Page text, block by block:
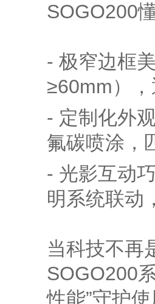
SOGO200
- 极窄边框
≥60mm）
- 定制化外
氟碳喷涂，
- 光影互动
明系统联动
当科技不再
SOGO200
性能”守护